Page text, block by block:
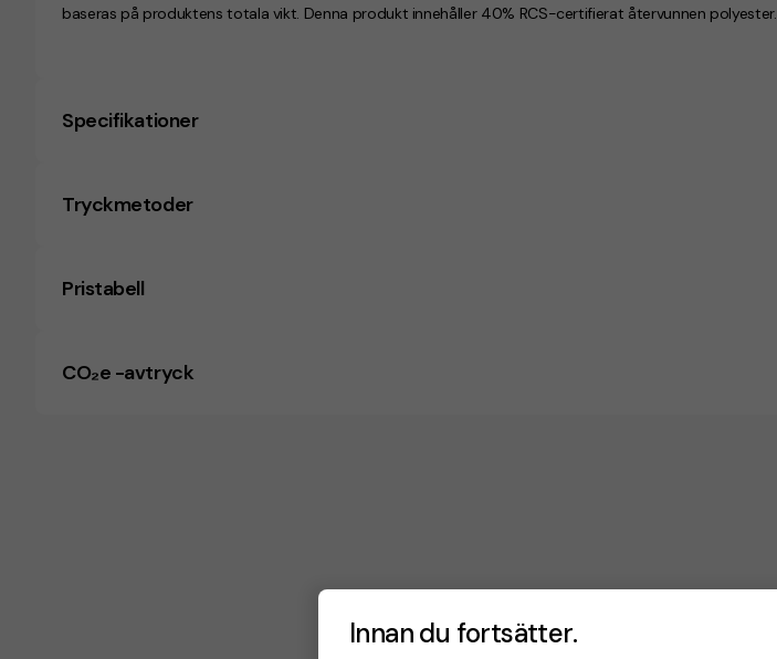
Innan du fortsätter.
baseras på produktens totala vikt. Denna produkt innehåller 40% RCS-certifierat återvunnen polyester.
Specifikationer
Tryckmetoder
Pristabell
CO₂e -avtryck